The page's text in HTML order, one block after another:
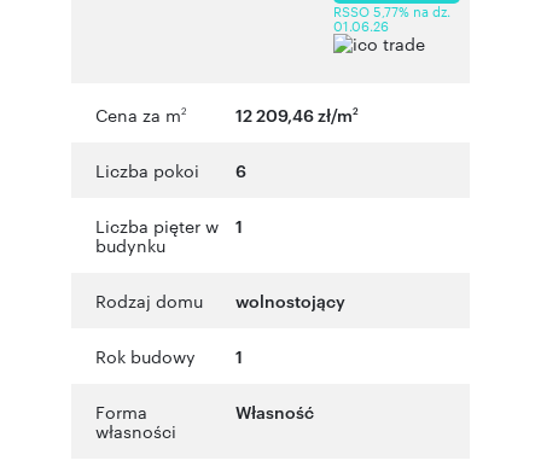
RSSO 5,77% na dz.
01.06.26
Cena za m2 12 209,46 zł/m2
Liczba pokoi 6
Liczba pięter w
budynku
1
Rodzaj domu wolnostojący
Rok budowy 1
Forma
własności
Własność